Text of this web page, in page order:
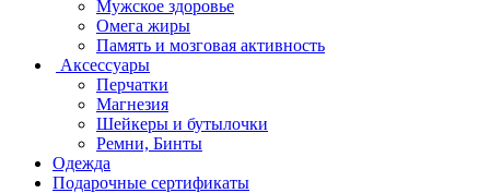
Мужское здоровье
Омега жиры
Память и мозговая активность
Аксессуары
Перчатки
Магнезия
Шейкеры и бутылочки
Ремни, Бинты
Одежда
Подарочные сертификаты